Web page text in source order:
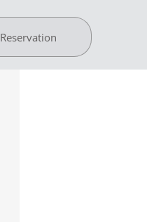
Reservation